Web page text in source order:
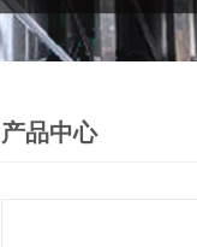
产品中心